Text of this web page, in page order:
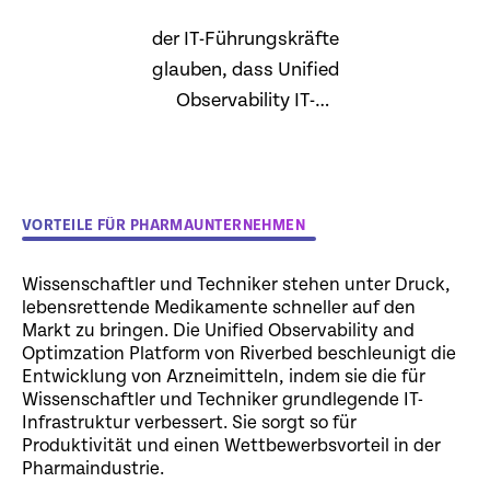
der IT-Führungskräfte
glauben, dass Unified
Observability IT-
VORTEILE FÜR PHARMAUNTERNEHMEN
Wissenschaftler und Techniker stehen unter Druck,
lebensrettende Medikamente schneller auf den
Markt zu bringen. Die Unified Observability and
Optimzation Platform von Riverbed beschleunigt die
Entwicklung von Arzneimitteln, indem sie die für
Wissenschaftler und Techniker grundlegende IT-
Infrastruktur verbessert. Sie sorgt so für
Produktivität und einen Wettbewerbsvorteil in der
Pharmaindustrie.